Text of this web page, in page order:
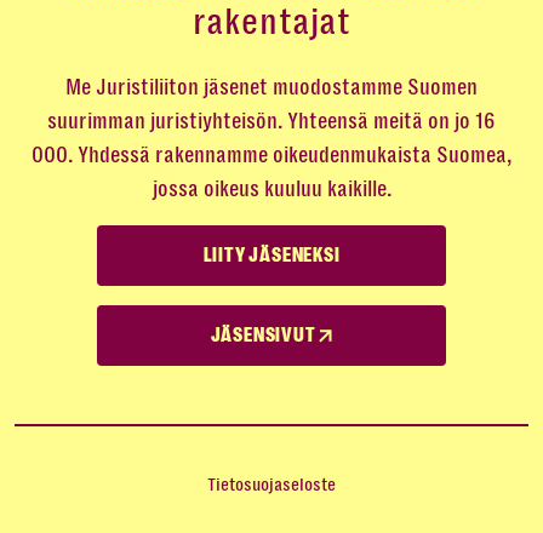
rakentajat
Me Juristiliiton jäsenet muodostamme Suomen
suurimman juristiyhteisön. Yhteensä meitä on jo 16
000. Yhdessä rakennamme oikeudenmukaista Suomea,
jossa oikeus kuuluu kaikille.
LIITY JÄSENEKSI
JÄSENSIVUT
Tietosuojaseloste